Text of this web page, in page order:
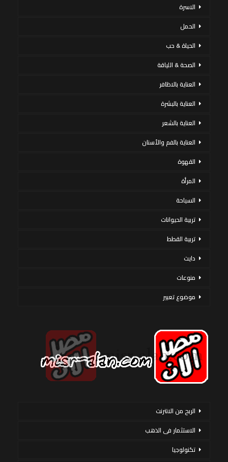
الاسرة
الحمل
الحياة & حب
الصحة & اللياقة
العناية بالاظافر
العناية بالبشرة
العناية بالشعر
العناية بالفم والأسنان
القهوة
المرأة
السياحة
تربية الحيوانات
تربية القطط
دايت
منوعات
موضوع تعبير
الربح من الانترنت
الاستثمار فى الذهب
تكنولوجيا